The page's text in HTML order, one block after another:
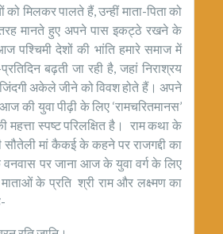
मिलकर पालते हैं, उन्हीं माता-पिता को
तरह मानते हुए अपने पास इकट्ठे रखने के
पश्चिमी देशों की भांति हमारे समाज में
बढ़ती जा रही है, जहां निराश्रय
जिंदगी अकेले जीने को विवश होते हैं। अपने
की युवा पीढ़ी के लिए ‘रामचरितमानस’
महत्ता स्पष्ट परिलक्षित है। राम कथा के
सौतेली मां कैकई के कहने पर राजगद्दी का
वनवास पर जाना आज के युवा वर्ग के लिए
के प्रति श्री राम और लक्ष्मण का